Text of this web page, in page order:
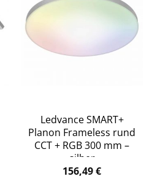
Ledvance SMART+
Planon Frameless rund
CCT + RGB 300 mm –
silber
156,49€